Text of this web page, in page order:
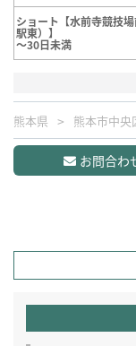
ショート【水前寺競技
駅東）】
～30日未満
熊本県 熊本市中央
お問合わ